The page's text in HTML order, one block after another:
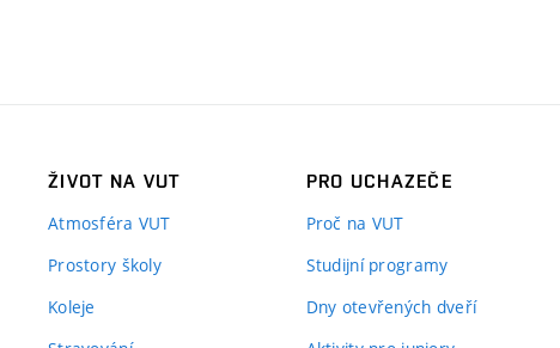
ŽIVOT NA VUT
Atmosféra VUT
Prostory školy
Koleje
PRO UCHAZEČE
Proč na VUT
Studijní programy
Dny otevřených dveří